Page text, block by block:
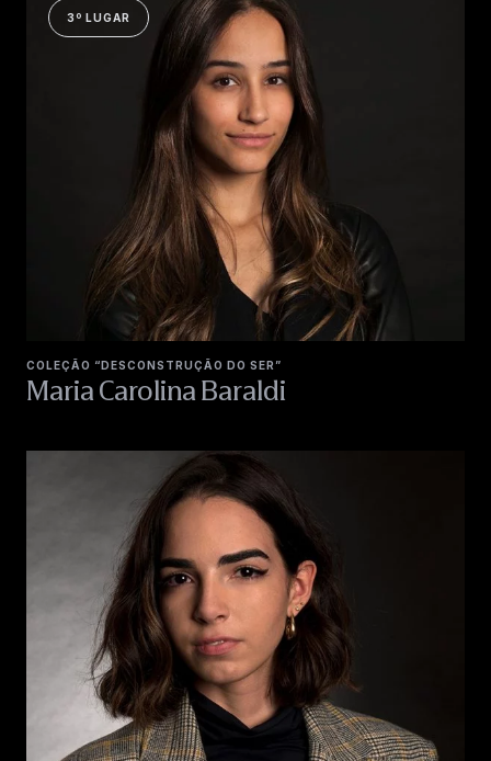
3º LUGAR
COLEÇÃO “DESCONSTRUÇÃO DO SER”
Maria Carolina Baraldi